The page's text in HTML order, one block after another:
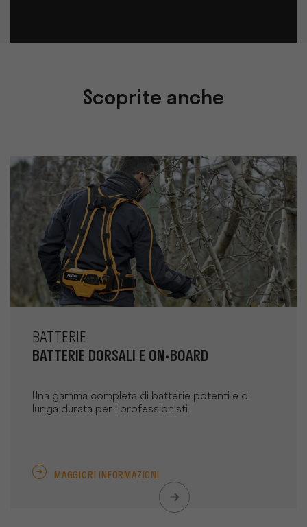
Scoprite anche
BATTERIE
BATTERIE DORSALI E ON-BOARD
Una gamma completa di batterie potenti e di
lunga durata per i professionisti
MAGGIORI INFORMAZIONI